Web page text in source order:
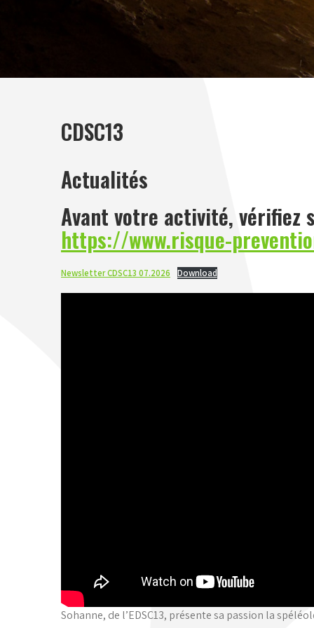
CDSC13
Actualités
Avant votre activité,
https://www.risque-
Newsletter CDSC13 07.2026 Download
Sohanne, de l’EDSC13, présente sa passion la